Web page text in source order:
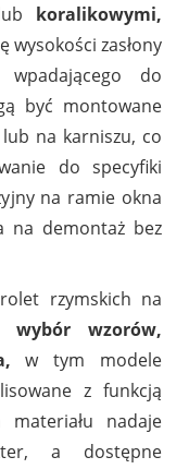
koralikowymi,
wysokości zasłony
do
być montowane
na karniszu, co
do specyfiki
na ramie okna
na demontaż bez
rzymskich na
wybór wzorów,
w tym modele
z funkcją
materiału nadaje
a dostępne